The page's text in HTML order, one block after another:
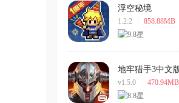
浮空秘境
1.2.2 858.88MB
地牢猎手3中文
v1.5.0 470.94MB